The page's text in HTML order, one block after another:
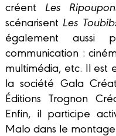
créent Les
scénarisent Les
également aussi
communication :
multimédia, etc. Il est
la société Gala
Éditions Trognon
Enfin, il participe
Malo dans le